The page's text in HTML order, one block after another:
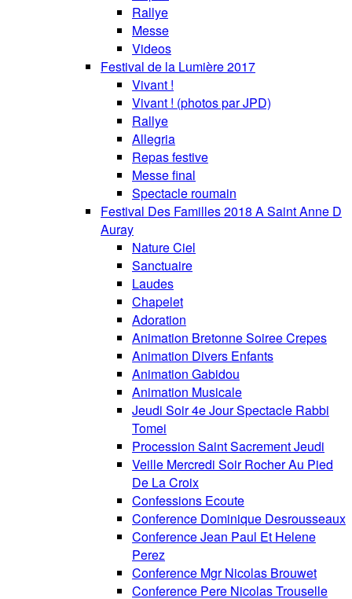
Rallye
Messe
Videos
Festival de la Lumière 2017
Vivant !
Vivant ! (photos par JPD)
Rallye
Allegria
Repas festive
Messe final
Spectacle roumain
Festival Des Familles 2018 A Saint Anne D
Auray
Nature Ciel
Sanctuaire
Laudes
Chapelet
Adoration
Animation Bretonne Soiree Crepes
Animation Divers Enfants
Animation Gabidou
Animation Musicale
Jeudi Soir 4e Jour Spectacle Rabbi
Tomei
Procession Saint Sacrement Jeudi
Veille Mercredi Soir Rocher Au Pied
De La Croix
Confessions Ecoute
Conference Dominique Desrousseaux
Conference Jean Paul Et Helene
Perez
Conference Mgr Nicolas Brouwet
Conference Pere Nicolas Trouselle